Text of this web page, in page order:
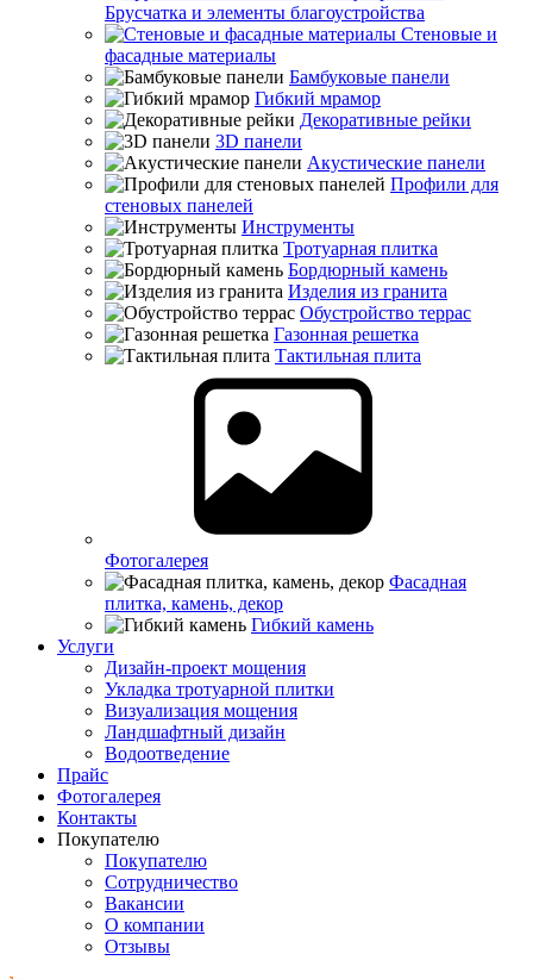
Брусчатка и элементы благоустройства
Стеновые и
фасадные материалы
Бамбуковые панели
Гибкий мрамор
Декоративные рейки
3D панели
Акустические панели
Профили для
стеновых панелей
Инструменты
Тротуарная плитка
Бордюрный камень
Изделия из гранита
Обустройство террас
Газонная решетка
Тактильная плита
Фотогалерея
Фасадная
плитка, камень, декор
Гибкий камень
Услуги
Дизайн-проект мощения
Укладка тротуарной плитки
Визуализация мощения
Ландшафтный дизайн
Водоотведение
Прайс
Фотогалерея
Контакты
Покупателю
Покупателю
Сотрудничество
Вакансии
О компании
Отзывы